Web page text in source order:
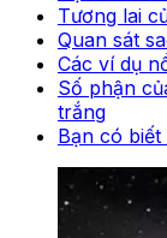
Tương lai
Quan sát
Các ví dụ
Số phận
trắng
Bạn có biết